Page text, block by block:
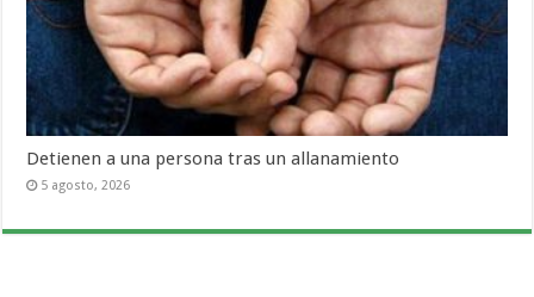
Detienen a una persona tras un allanamiento
5 agosto, 2026